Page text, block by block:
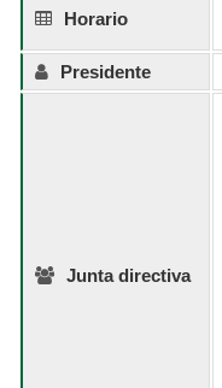
Horario
Presidente
Junta directiva